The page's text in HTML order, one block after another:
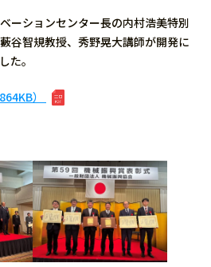
ーションセンター長の内村浩美特別
谷智規教授、秀野晃大講師が開発に
た。
）